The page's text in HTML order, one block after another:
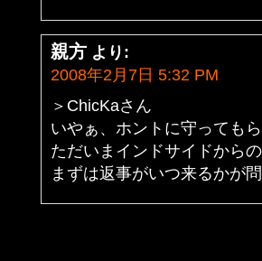
親方 より:
2008年2月7日 5:32 PM
＞ChicKaさん
いやぁ、ホントに守っても
ただいまインドサイドからの
まずは返事がいつ来るかが